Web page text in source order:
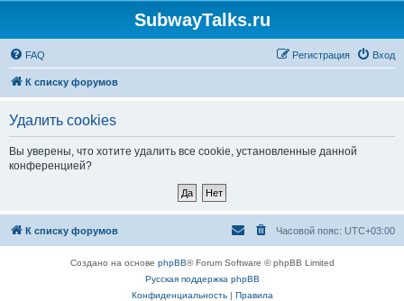
SubwayTalks.ru
FAQ Вход
Регистрация
К списку форумов
Удалить cookies
Вы уверены, что хотите удалить все cookie, установленные данной
конференцией?
К списку форумов Часовой пояс: UTC+03:00
Создано на основе phpBB® Forum Software © phpBB Limited
Русская поддержка phpBB
Конфиденциальность| Правила